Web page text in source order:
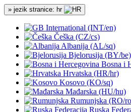
» jezik stranice: hr
International (INT/en)
Češka (CZ/cs)
Albanija (AL/sq)
Bjelorusija (BY/be)
Bosna i
Hrvatska (HR/hr)
Kosovo (KO/sq)
Mađarska (HU/hu)
Rumunjska (RO/
Ruska